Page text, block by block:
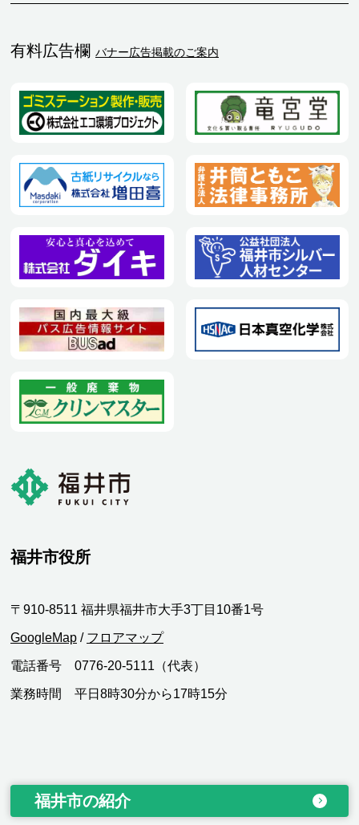
有料広告欄 バナー広告掲載のご案内
福井市役所
〒910-8511 福井県福井市大手3丁目10番1号
GoogleMap / フロアマップ
電話番号 0776-20-5111（代表）
業務時間 平日8時30分から17時15分
福井市の紹介